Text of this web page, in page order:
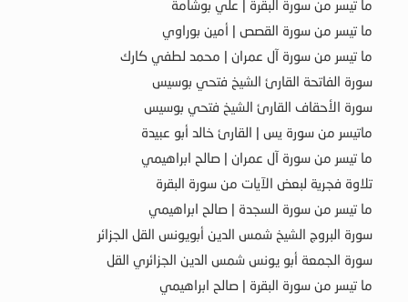
ما تيسر من سورة البقرة | علي بوشامة
ما تيسر من سورة القصص | أمين بوراوي
ما تيسر من سورة آل عمران | محمد لطفي كارك
سورة الفاتحة القارئ الشيخ فتحي بوسيس
سورة الأحقاف القارئ الشيخ فتحي بوسيس
ماتيسر من سورة يس | القارئ خالد أبو عبيدة
ما تيسر من سورة آل عمران | صالح ابراهيمي
تلاوة فجرية لبعض الآيات من سورة البقرة
ما تيسر من سورة السجدة | صالح ابراهيمي
سورة البروج الشيخ شمس الدين أبويونس القل الجزائر
سورة الجمعة أبو يونس شمس الدين الجزائري القل
ما تيسر من سورة البقرة | صالح ابراهيمي